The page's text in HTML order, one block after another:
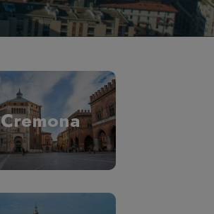
Cremona